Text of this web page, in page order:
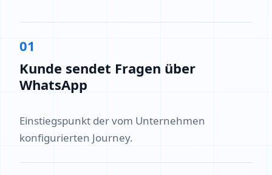
01
Kunde sendet Fragen über
WhatsApp
Einstiegspunkt der vom Unternehmen
konfigurierten Journey.